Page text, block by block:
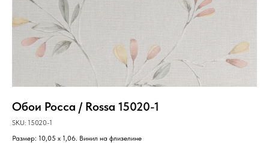
Обои Росса / Rossa 15020-1
SKU: 15020-1
Размер: 10,05 х 1,06. Винил на флизелине